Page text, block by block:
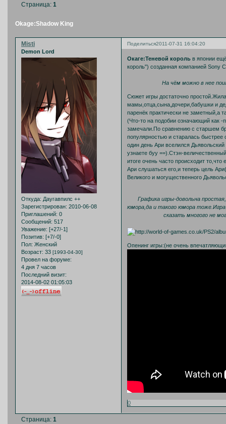
Okage:Shadow King
Страница:1
Поделиться2011-07-31 16:04:20
Misti
Demon Lord
Откуда: Даугавпилс ++
Зарегистрирован: 2010-06-08
Приглашений: 0
Сообщений: 517
Уважение: [+27/-1]
Позитив: [+7/-0]
Пол: Женский
Возраст: 33 [1993-04-30]
Провел на форуме:
4 дня 7 часов
Последний визит:
2014-08-02 01:05:03
Окаге:Теневой король в японии
король") созданная компанией Sony
На чём можно в нее
Сюжет игры достаточно
мамы,отца,сына,дочери,бабушки и
паренёк практически не заметный,а
(Что-то на подобии означающий как -
замечали.По сравнению с старшем
популярностью и старалась
один день Ари вселился
узнаете буу ==).Стэн-
итоге очень часто происходит
Ари слушаться его,и теперь цель
Великого и могущественного
Графика игры-довольна
юмора,да и такого юмора
сказать многого не
Опенинг игры:(не очень
0
Страница:1